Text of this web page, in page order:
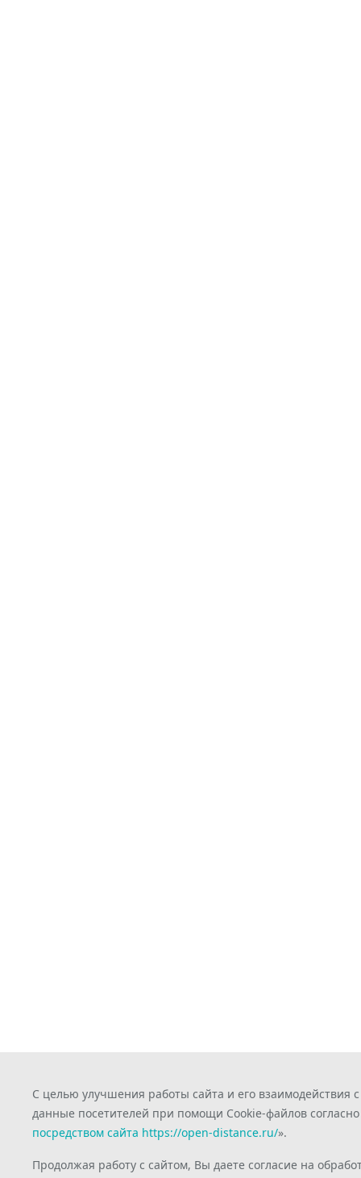
С целью улучшения работы сайта и его
данные посетителей при помощи Cookie-файлов согласно
посредством сайта https://open-distance.ru/».
Продолжая работу с сайтом, Вы даете согласие на